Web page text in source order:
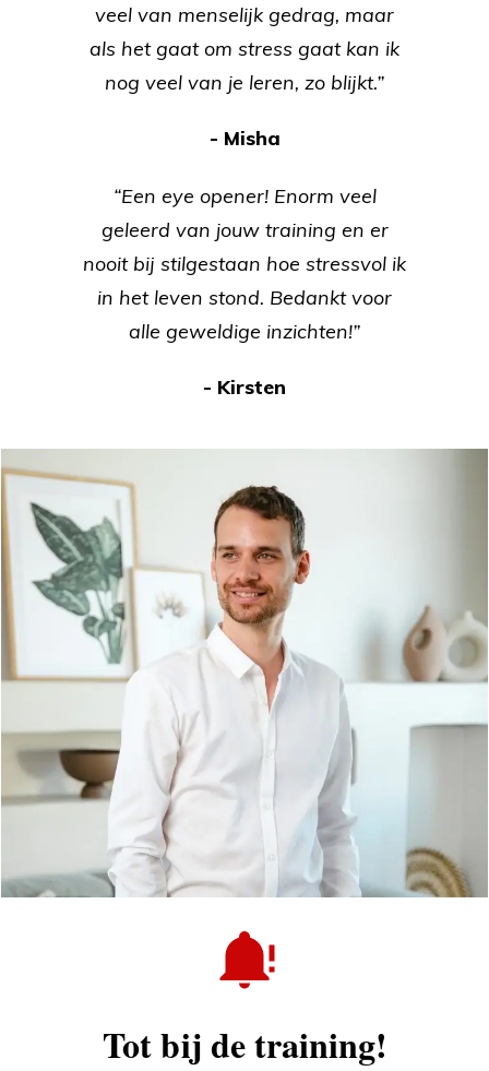
veel van menselijk gedrag, maar
als het gaat om stress gaat kan ik
nog veel van je leren, zo blijkt.”
- Misha
“Een eye opener! Enorm veel
geleerd van jouw training en er
nooit bij stilgestaan hoe stressvol ik
in het leven stond. Bedankt voor
alle geweldige inzichten!”
- Kirsten
Tot bij de training!